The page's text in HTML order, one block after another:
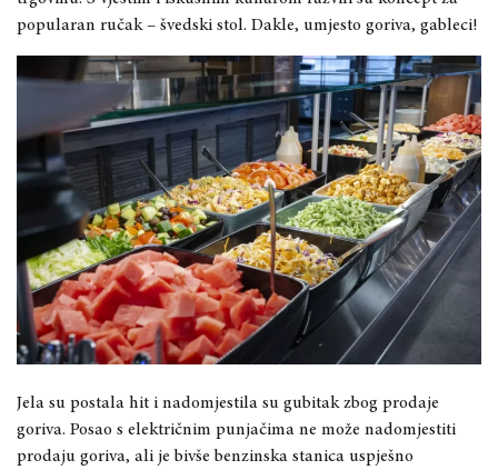
popularan ručak – švedski stol. Dakle, umjesto goriva, gableci!
Jela su postala hit i nadomjestila su gubitak zbog prodaje
goriva. Posao s električnim punjačima ne može nadomjestiti
prodaju goriva, ali je bivše benzinska stanica uspješno